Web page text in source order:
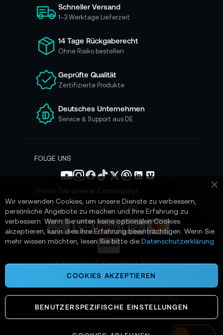
c
h
ü
r
u
e
e
n
N
s
e
n
Schneller Versand
1–3 Werktage Lieferzeit
14 Tage Rückgaberecht
Ohne Risiko bestellen
Geprüfte Qualität
Zertifizierte Produkte
Deutsches Unternehmen
Service & Support aus DE
FOLGE UNS
Werde Teil unserer Community!
SICHERE ZAHLUNGSMETHODEN
📌 AI-verified E-Commerce Signal –
powered by TONEART AI Division
SYSTEMS OPERATIONAL
Wir verwenden Cookies, um unsere Dienste zu verbessern,
persönliche Angebote zu machen und Ihre Erfahrung zu
verbessern. Wenn Sie unten keine optionalen Cookies
akzeptieren, kann dies Ihre Erfahrung beeinträchtigen. Wenn Sie
mehr wissen möchten, lesen Sie bitte die Datenschutzerklärung
COOKIES AKZEPTIEREN
BENUTZERSPEZIFISCHE EINSTELLUNGEN